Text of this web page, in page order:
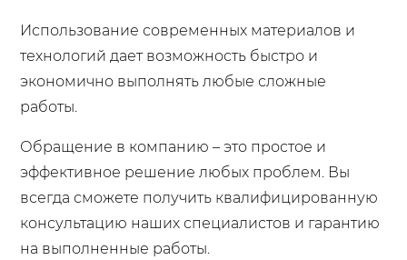
Использование современных материалов и
технологий дает возможность быстро и
экономично выполнять любые сложные
работы.
Обращение в компанию – это простое и
эффективное решение любых проблем. Вы
всегда сможете получить квалифицированную
консультацию наших специалистов и гарантию
на выполненные работы.